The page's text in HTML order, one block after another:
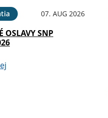
07. AUG 2026
OSLAVY SNP